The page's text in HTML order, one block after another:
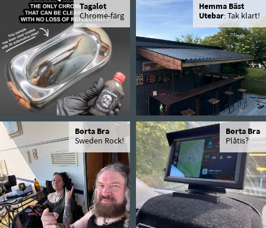
Tagalot
Chrome-färg
Hemma Bäst
Utebar: Tak klart!
Borta Bra
Sweden Rock!
Borta Bra
Plåtis?